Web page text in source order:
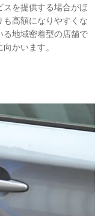
を提供する場合がほ
も高額になりやすくな
る地域密着型の店舗で
かいます。